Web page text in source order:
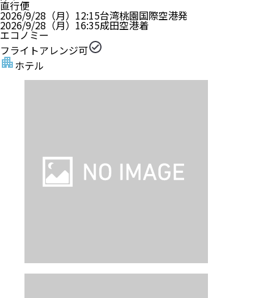
直行便
2026/9/28（月） 12:15台湾桃園国際空港発
2026/9/28（月） 16:35成田空港着
エコノミー
フライトアレンジ可
ホテル